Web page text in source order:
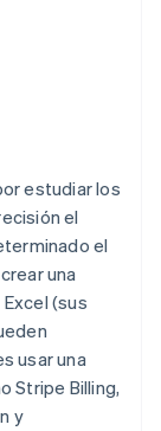
estudiar los
el
el
una
(sus
usar una
Stripe Billing,
y